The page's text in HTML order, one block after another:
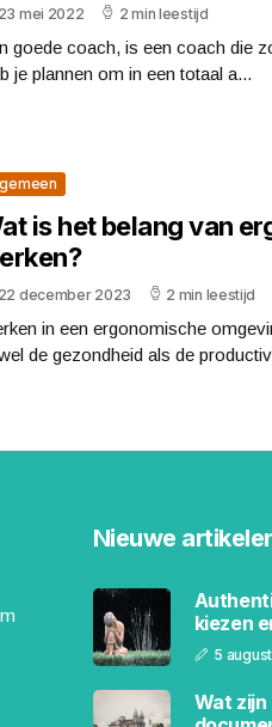
23 mei 2022 2 min leestijd
goede coach, is een coach die
je plannen om in een totaal a...
is het belang van
22 december 2023 2 min leestijd
in een ergonomische
de gezondheid als de
Nieuwe
kiezen
5
Wat